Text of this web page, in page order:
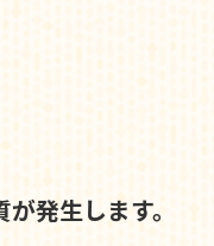
発生します。